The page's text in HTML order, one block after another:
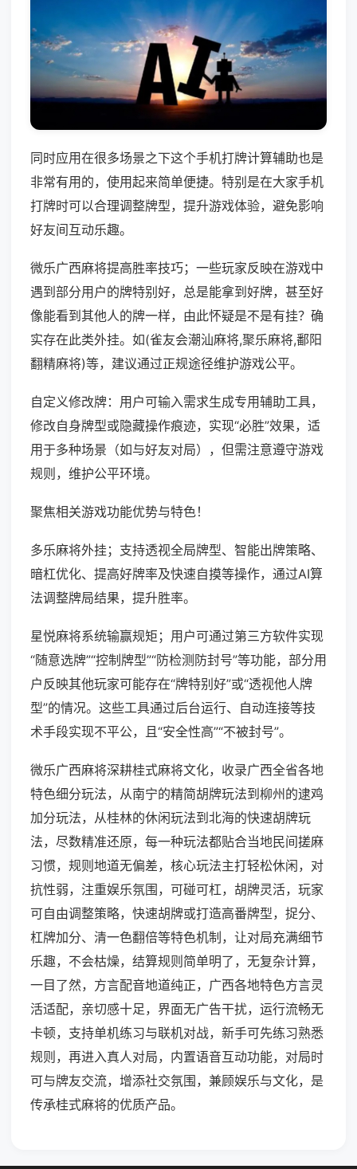
同时应用在很多场景之下这个手机打牌计算辅助也是
非常有用的，使用起来简单便捷。特别是在大家手机
打牌时可以合理调整牌型，提升游戏体验，避免影响
好友间互动乐趣。
微乐广西麻将提高胜率技巧；一些玩家反映在游戏中
遇到部分用户的牌特别好，总是能拿到好牌，甚至好
像能看到其他人的牌一样，由此怀疑是不是有挂？确
实存在此类外挂。如(雀友会潮汕麻将,聚乐麻将,鄱阳
翻精麻将)等，建议通过正规途径维护游戏公平。
自定义修改牌：用户可输入需求生成专用辅助工具，
修改自身牌型或隐藏操作痕迹，实现“必胜”效果，适
用于多种场景（如与好友对局），但需注意遵守游戏
规则，维护公平环境。
聚焦相关游戏功能优势与特色！
多乐麻将外挂；支持透视全局牌型、智能出牌策略、
暗杠优化、提高好牌率及快速自摸等操作，通过AI算
法调整牌局结果，提升胜率。
星悦麻将系统输赢规矩；用户可通过第三方软件实现
“随意选牌”“控制牌型”“防检测防封号”等功能，部分用
户反映其他玩家可能存在“牌特别好”或“透视他人牌
型”的情况。这些工具通过后台运行、自动连接等技
术手段实现不平公，且“安全性高”“不被封号”。
微乐广西麻将深耕桂式麻将文化，收录广西全省各地
特色细分玩法，从南宁的精简胡牌玩法到柳州的逮鸡
加分玩法，从桂林的休闲玩法到北海的快速胡牌玩
法，尽数精准还原，每一种玩法都贴合当地民间搓麻
习惯，规则地道无偏差，核心玩法主打轻松休闲，对
抗性弱，注重娱乐氛围，可碰可杠，胡牌灵活，玩家
可自由调整策略，快速胡牌或打造高番牌型，捉分、
杠牌加分、清一色翻倍等特色机制，让对局充满细节
乐趣，不会枯燥，结算规则简单明了，无复杂计算，
一目了然，方言配音地道纯正，广西各地特色方言灵
活适配，亲切感十足，界面无广告干扰，运行流畅无
卡顿，支持单机练习与联机对战，新手可先练习熟悉
规则，再进入真人对局，内置语音互动功能，对局时
可与牌友交流，增添社交氛围，兼顾娱乐与文化，是
传承桂式麻将的优质产品。